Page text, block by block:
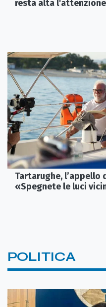
resta alta l'attenzione
Tartarughe, l’appello
«Spegnete le luci
POLITICA